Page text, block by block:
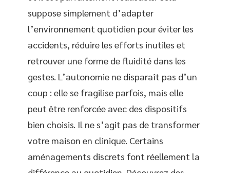
suppose simplement d’adapter
l’environnement quotidien pour éviter les
accidents, réduire les efforts inutiles et
retrouver une forme de fluidité dans les
gestes. L’autonomie ne disparaît pas d’un
coup : elle se fragilise parfois, mais elle
peut être renforcée avec des dispositifs
bien choisis. Il ne s’agit pas de transformer
votre maison en clinique. Certains
aménagements discrets font réellement la